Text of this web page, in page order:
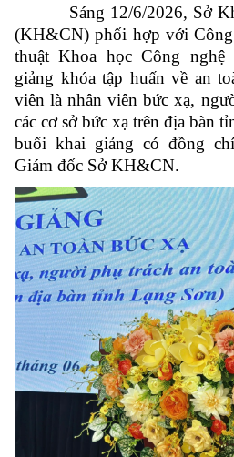
Sáng 12/6/2026, Sở
(KH&CN) phối hợp với
thuật Khoa học Công
giảng khóa tập huấn về an
viên là nhân viên bức xạ,
các cơ sở bức xạ trên địa bàn
buổi khai giảng có đồng
Giám đốc Sở KH&CN.